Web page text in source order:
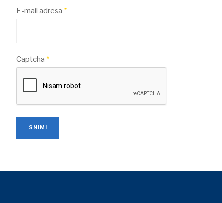
E-mail adresa *
Captcha *
SNIMI